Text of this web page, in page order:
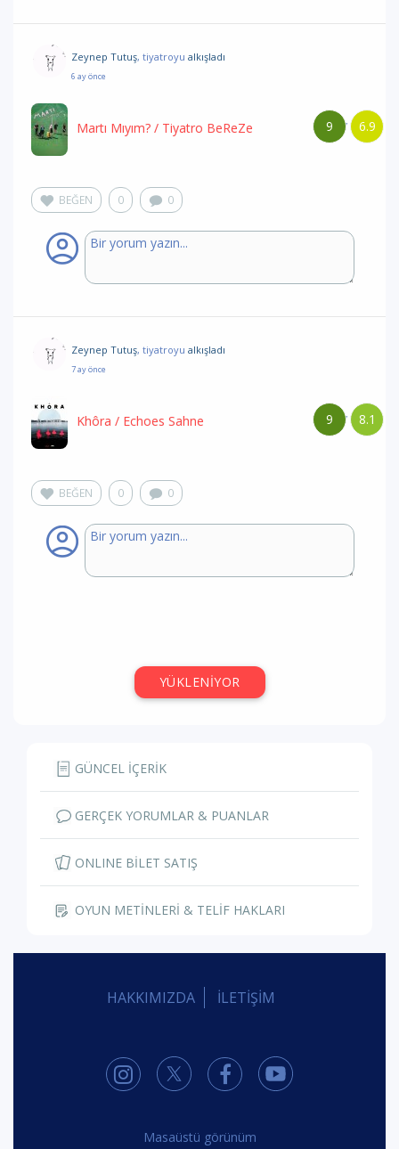
Zeynep Tutuş, tiyatroyu alkışladı
6 ay önce
6.9
/
9
Martı Mıyım? / Tiyatro BeReZe
BEĞEN 0 0
Zeynep Tutuş, tiyatroyu alkışladı
7 ay önce
8.1
/
9
Khôra / Echoes Sahne
BEĞEN 0 0
YÜKLENİYOR
GÜNCEL İÇERİK
GERÇEK YORUMLAR & PUANLAR
ONLINE BİLET SATIŞ
OYUN METİNLERİ & TELİF HAKLARI
HAKKIMIZDA İLETİŞİM
Masaüstü görünüm